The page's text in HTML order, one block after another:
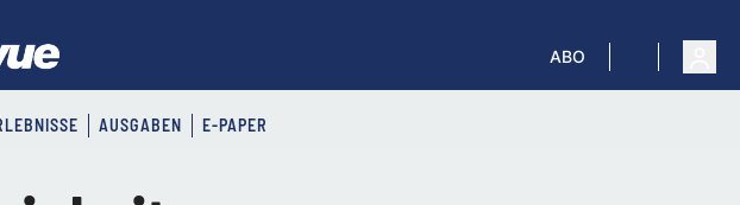
ABO
AUSGABEN E-PAPER